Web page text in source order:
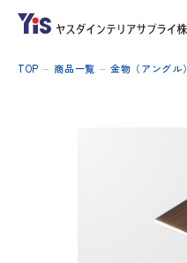
TOP 商品一覧 金物（アングル）